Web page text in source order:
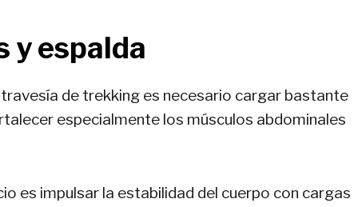
y espalda
de trekking es necesario cargar bastante
especialmente los músculos abdominales
es impulsar la estabilidad del cuerpo con cargas